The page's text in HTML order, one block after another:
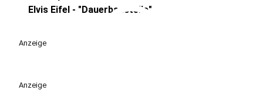
play_circle
Elvis Eifel - "Dauerbaustelle"
Anzeige
Anzeige